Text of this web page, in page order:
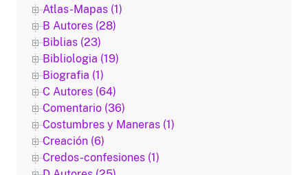
Atlas-Mapas (1)
B Autores (28)
Biblias (23)
Bibliologia (19)
Biografia (1)
C Autores (64)
Comentario (36)
Costumbres y Maneras (1)
Creación (6)
Credos-confesiones (1)